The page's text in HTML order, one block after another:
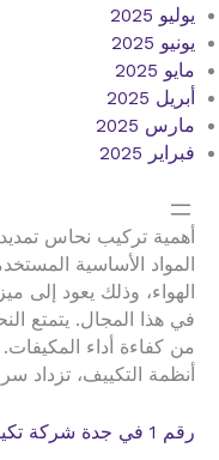
يوليو 2025
يونيو 2025
مايو 2025
أبريل 2025
مارس 2025
فبراير 2025
أهمية تركيب نحاس
المواد الأساسية
الهواء، وذلك يعود إلى
في هذا المجال. يتمتع
من كفاءة أداء
أنظمة التكييف، تزداد
رقم 1 في جدة شركة تكييف